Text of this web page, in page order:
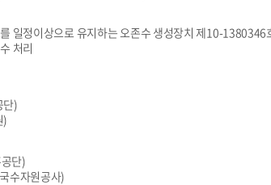
일정이상으로 유지하는 오존수 생성장치 제10-1380346
처리
단)
)
단)
수자원공사)